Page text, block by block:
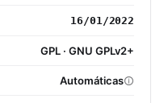
16/01/2022
GPL · GNU GPLv2+
Automáticas